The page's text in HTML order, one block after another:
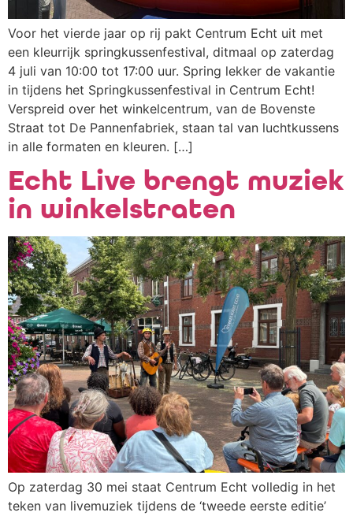
Voor het vierde jaar op rij pakt Centrum Echt uit met
een kleurrijk springkussenfestival, ditmaal op zaterdag
4 juli van 10:00 tot 17:00 uur. Spring lekker de vakantie
in tijdens het Springkussenfestival in Centrum Echt!
Verspreid over het winkelcentrum, van de Bovenste
Straat tot De Pannenfabriek, staan tal van luchtkussens
in alle formaten en kleuren. […]
Echt Live brengt muziek
in winkelstraten
Op zaterdag 30 mei staat Centrum Echt volledig in het
teken van livemuziek tijdens de ‘tweede eerste editie’